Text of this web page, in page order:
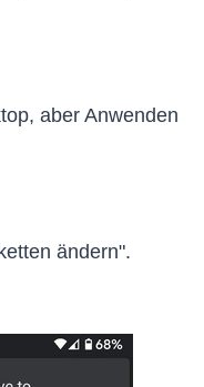
aber Anwenden
ändern".